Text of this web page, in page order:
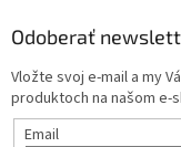
Odoberať
Vložte svoj e-mail a my
produktoch na našom e-
Email